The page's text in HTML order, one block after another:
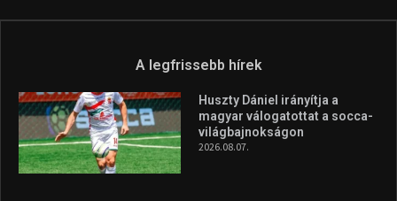
A legfrissebb hírek
Huszty Dániel irányítja a
magyar válogatottat a socca-
világbajnokságon
2026.08.07.